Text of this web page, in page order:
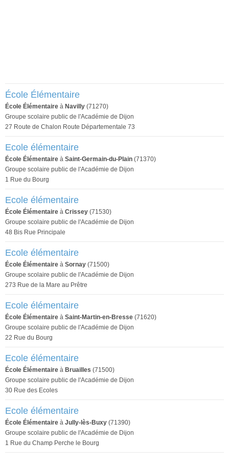
École Élémentaire
École Élémentaire à Navilly (71270)
Groupe scolaire public de l'Académie de Dijon
27 Route de Chalon Route Départementale 73
Ecole élémentaire
École Élémentaire à Saint-Germain-du-Plain (71370)
Groupe scolaire public de l'Académie de Dijon
1 Rue du Bourg
Ecole élémentaire
École Élémentaire à Crissey (71530)
Groupe scolaire public de l'Académie de Dijon
48 Bis Rue Principale
Ecole élémentaire
École Élémentaire à Sornay (71500)
Groupe scolaire public de l'Académie de Dijon
273 Rue de la Mare au Prêtre
Ecole élémentaire
École Élémentaire à Saint-Martin-en-Bresse (71620)
Groupe scolaire public de l'Académie de Dijon
22 Rue du Bourg
Ecole élémentaire
École Élémentaire à Bruailles (71500)
Groupe scolaire public de l'Académie de Dijon
30 Rue des Ecoles
Ecole élémentaire
École Élémentaire à Jully-lès-Buxy (71390)
Groupe scolaire public de l'Académie de Dijon
1 Rue du Champ Perche le Bourg